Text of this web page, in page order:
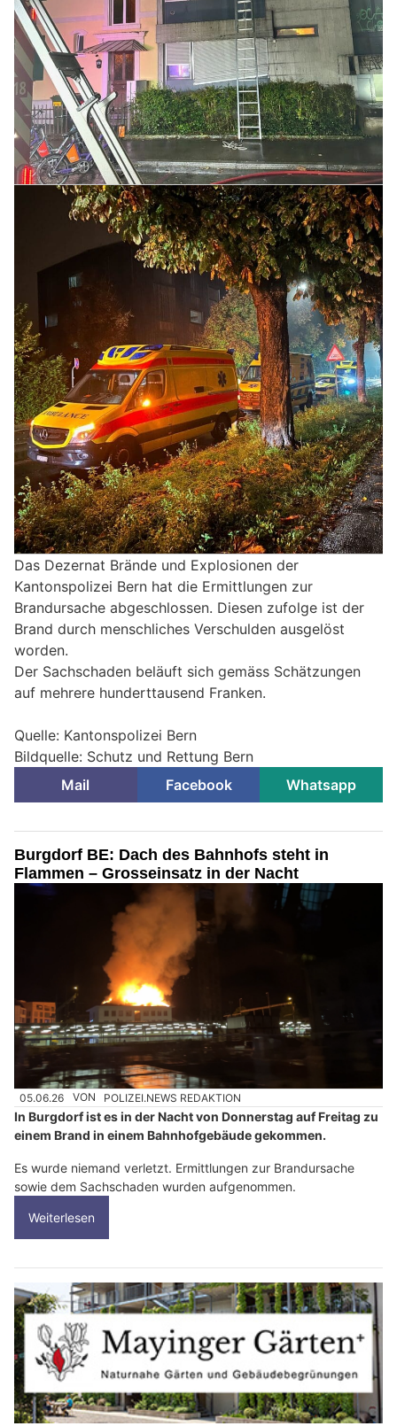
Das Dezernat Brände und Explosionen der
Kantonspolizei Bern hat die Ermittlungen zur
Brandursache abgeschlossen. Diesen zufolge ist der
Brand durch menschliches Verschulden ausgelöst
worden.
Der Sachschaden beläuft sich gemäss Schätzungen
auf mehrere hunderttausend Franken.
Quelle: Kantonspolizei Bern
Bildquelle: Schutz und Rettung Bern
Mail
Facebook Whatsapp
Burgdorf BE: Dach des Bahnhofs steht in
Flammen – Grosseinsatz in der Nacht
05.06.26 VON POLIZEI.NEWS REDAKTION
In Burgdorf ist es in der Nacht von Donnerstag auf Freitag zu
einem Brand in einem Bahnhofgebäude gekommen.
Es wurde niemand verletzt. Ermittlungen zur Brandursache
sowie dem Sachschaden wurden aufgenommen.
Weiterlesen